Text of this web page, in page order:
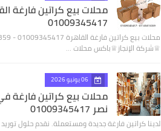
محلات بيع كراتين فارغة
01009345417
♕شركة الإنجاز♕باكس محلات …
06 يونيو 2026
محلات بيع كراتين فارغة
نصر 01009345417
لدينا كراتين فارغة جديدة ومستعملة. نقدم حلول